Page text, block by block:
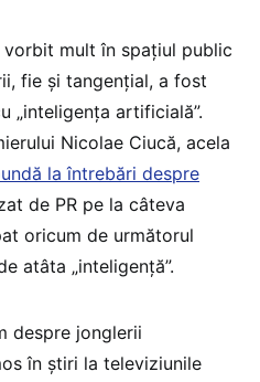
mult în spațiul public
fie și tangențial, a fost
„inteligența artificială”.
Nicolae Ciucă, acela
la întrebări despre
de PR pe la câteva
oricum de următorul
atâta „inteligență”.
despre jonglerii
în știri la televiziunile